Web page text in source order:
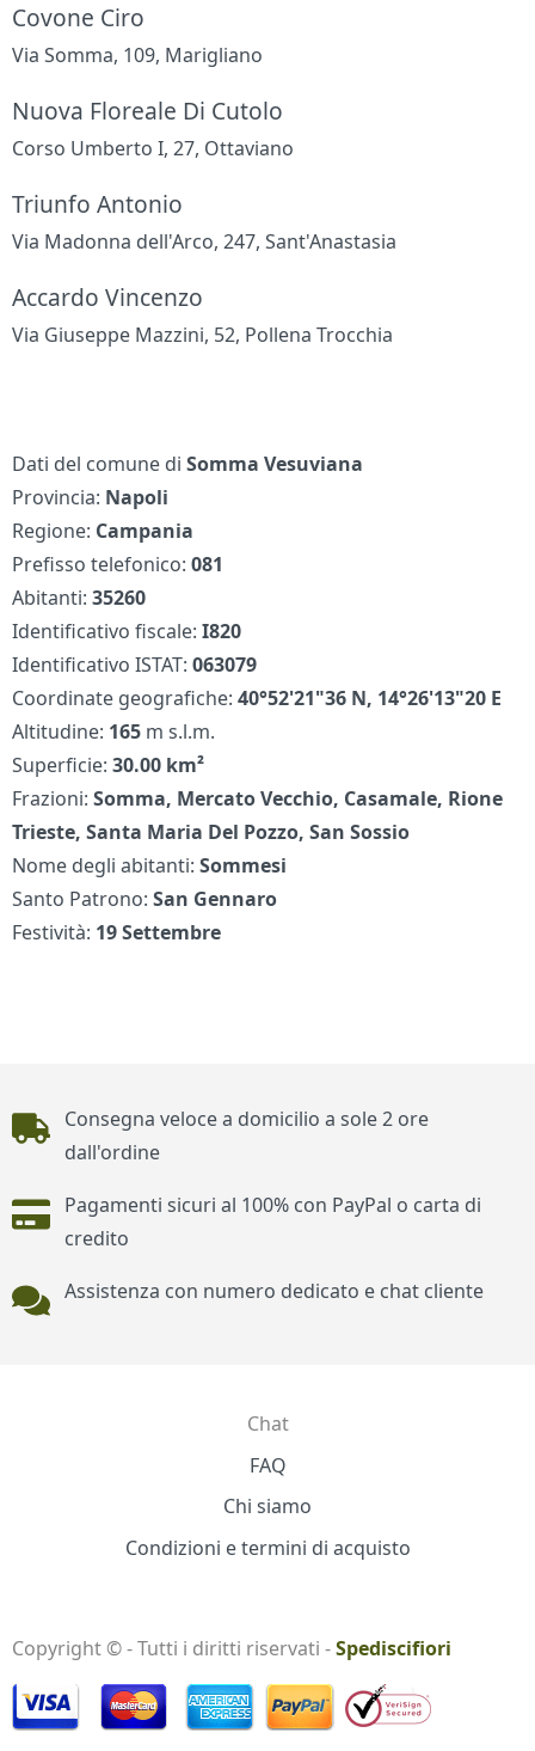
Covone Ciro
Via Somma, 109, Marigliano
Nuova Floreale Di Cutolo
Corso Umberto I, 27, Ottaviano
Triunfo Antonio
Via Madonna dell'Arco, 247, Sant'Anastasia
Accardo Vincenzo
Via Giuseppe Mazzini, 52, Pollena Trocchia
Dati del comune diSomma Vesuviana
Provincia: Napoli
Regione: Campania
Prefisso telefonico:081
Abitanti:35260
Identificativo fiscale:I820
Identificativo ISTAT:063079
Coordinate geografiche:40°52'21"36 N, 14°26'13"20 E
Altitudine: 165 m s.l.m.
Superficie:30.00 km²
Frazioni:Somma, Mercato Vecchio, Casamale, Rione
Trieste, Santa Maria Del Pozzo, San Sossio
Nome degli abitanti:Sommesi
Santo Patrono:San Gennaro
Festività: 19 Settembre
Piè di pagina
Consegna veloce a domicilio a sole 2 ore
dall'ordine
Pagamenti sicuri al 100% con PayPal o carta di
credito
Assistenza con numero dedicato e chat cliente
Chat
FAQ
Chi siamo
Condizioni e termini di acquisto
Copyright © - Tutti i diritti riservati -Spediscifiori